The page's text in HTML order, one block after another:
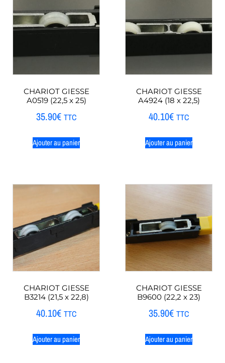
CHARIOT GIESSE
A0519 (22,5 x 25)
35.90€ TTC
Ajouter au panier
CHARIOT GIESSE
A4924 (18 x 22,5)
40.10€ TTC
Ajouter au panier
CHARIOT GIESSE
B3214 (21,5 x 22,8)
40.10€ TTC
Ajouter au panier
CHARIOT GIESSE
B9600 (22,2 x 23)
35.90€ TTC
Ajouter au panier